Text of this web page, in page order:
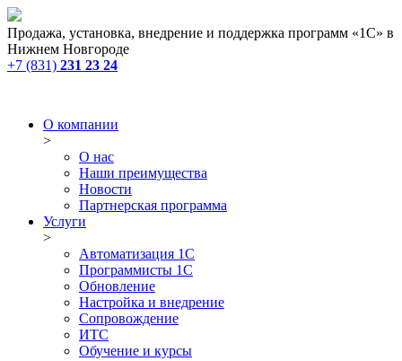
Продажа, установка, внедрение и поддержка программ «1С» в
Нижнем Новгороде
+7 (831) 231 23 24
О компании
>
О нас
Наши преимущества
Новости
Партнерская программа
Услуги
>
Автоматизация 1С
Программисты 1С
Обновление
Настройка и внедрение
Сопровождение
ИТС
Обучение и курсы